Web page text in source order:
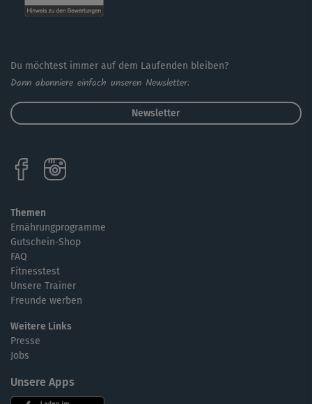
Du möchtest immer auf dem Laufenden bleiben?
Dann abonniere einfach unseren Newsletter:
Newsletter
Themen
Ernährungprogramme
Gutschein-Shop
FAQ
Fitnesstest
Unsere Trainer
Freunde werben
Weitere Links
Presse
Jobs
Unsere Apps